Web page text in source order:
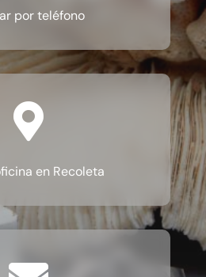
por teléfono

en Recoleta